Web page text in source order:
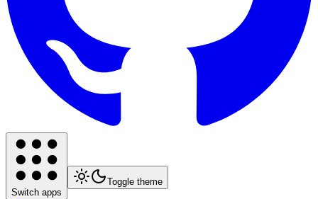
Switch apps
Toggle theme